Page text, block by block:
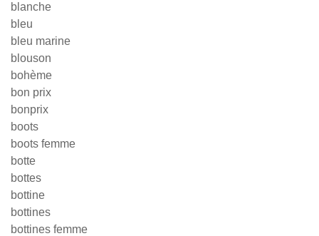
blanche
bleu
bleu marine
blouson
bohème
bon prix
bonprix
boots
boots femme
botte
bottes
bottine
bottines
bottines femme